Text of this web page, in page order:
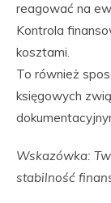
reagować na
Kontrola
kosztami.
To również
księgowych
Wskazówka:
stabilność